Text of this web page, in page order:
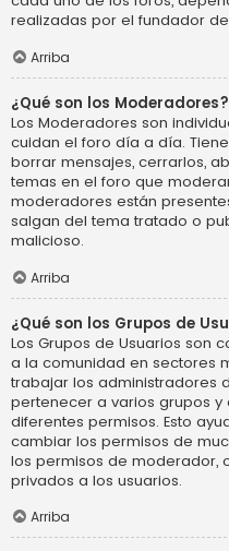
realizadas por el fundador
Arriba
¿Qué son los Moderadores?
Los Moderadores son
cuidan el foro día a día.
borrar mensajes, cerrarlos,
temas en el foro que
moderadores están
salgan del tema tratado o
malicioso.
Arriba
¿Qué son los Grupos de
Los Grupos de Usuarios son
a la comunidad en sectores
trabajar los administradores
pertenecer a varios grupos
diferentes permisos. Esto
cambiar los permisos de
los permisos de moderador,
privados a los usuarios.
Arriba